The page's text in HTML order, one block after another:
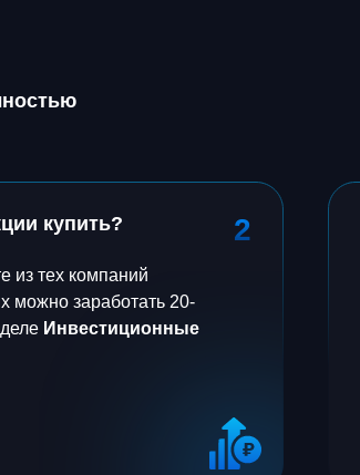
купить?
из тех компаний
можно заработать 20-
Инвестиционные
2